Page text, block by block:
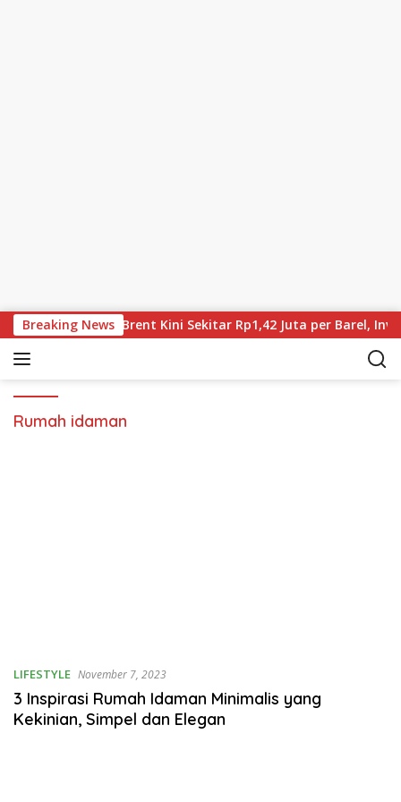
Breaking News
Terus Turun, Brent Kini Sekitar Rp1,42 Juta per Barel,
Rumah idaman
LIFESTYLE November 7, 2023
3 Inspirasi Rumah Idaman Minimalis yang
Kekinian, Simpel dan Elegan